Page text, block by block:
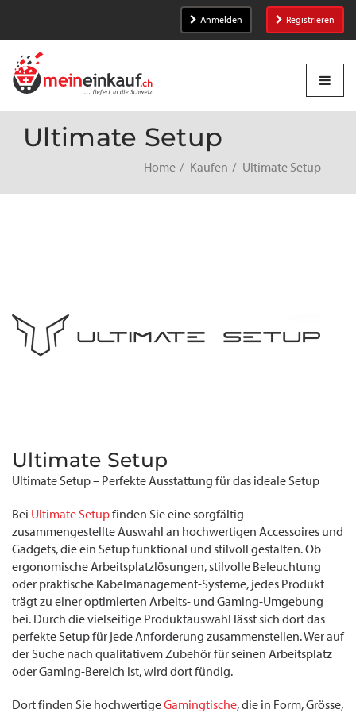
Anmelden Registrieren
Ultimate Setup
Home Kaufen Ultimate Setup
Ultimate Setup
Ultimate Setup – Perfekte Ausstattung für das ideale Setup
Bei Ultimate Setupfinden Sie eine sorgfältig
zusammengestellte Auswahl an hochwertigen Accessoires und
Gadgets, die ein Setup funktional und stilvoll gestalten. Ob
ergonomische Arbeitsplatzlösungen, stilvolle Beleuchtung
oder praktische Kabelmanagement-Systeme, jedes Produkt
trägt zu einer optimierten Arbeits- und Gaming-Umgebung
bei. Durch die vielseitige Produktauswahl lässt sich dort das
perfekte Setup für jede Anforderung zusammenstellen. Wer auf
der Suche nach qualitativem Zubehör für seinen Arbeitsplatz
oder Gaming-Bereich ist, wird dort fündig.
Dort finden Sie hochwertigeGamingtische, die in Form, Grösse,